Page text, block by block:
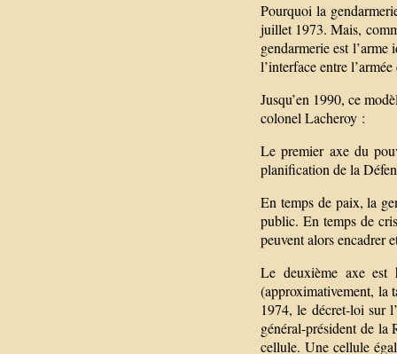
Pourquoi la
juillet 1973. Mais,
gendarmerie est
l’interface entre
Jusqu’en 1990, ce
colonel Lacheroy :
Le premier axe du
planification de la
En temps de paix, la
public. En temps de
peuvent alors encadrer
Le deuxième axe est
(approximativement, la
1974, le décret-loi sur
général-président de la
cellule. Une cellule